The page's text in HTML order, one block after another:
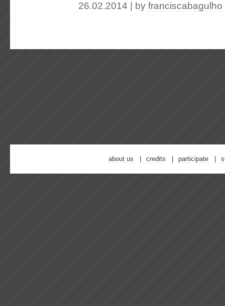
26.02.2014 | by franciscabagulho
about us credits participate